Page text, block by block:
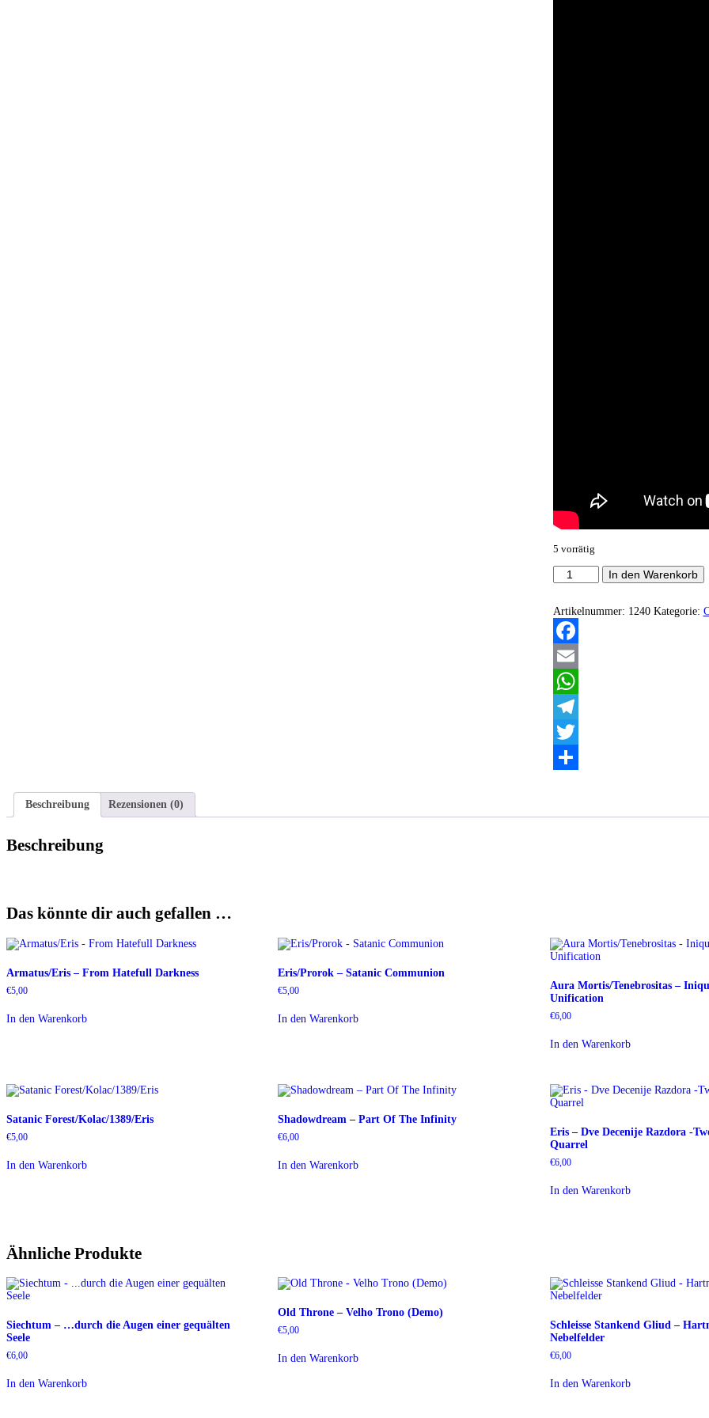
5 vorrätig
Kolac
-
Menge
In den Warenkorb
Artikelnummer: 1240 Kategorie:
Facebook
Email
WhatsApp
Telegram
Twitter
Beschreibung
Rezensionen (0)
Beschreibung
Das könnte dir auch gefallen …
Armatus/Eris – From Hatefull Darkness
€5,00
In den Warenkorb
Eris/Prorok – Satanic Communion
€5,00
In den Warenkorb
Aura Mortis/Tenebrositas –
Unification
€6,00
In den Warenkorb
Satanic Forest/Kolac/1389/Eris
€5,00
In den Warenkorb
Shadowdream – Part Of The Infinity
€6,00
In den Warenkorb
Eris – Dve Decenije Razdora -
Quarrel
€6,00
In den Warenkorb
Ähnliche Produkte
Siechtum – …durch die Augen einer gequälten
Seele
€6,00
In den Warenkorb
Old Throne – Velho Trono (Demo)
€5,00
In den Warenkorb
Schleisse Stankend Gliud –
Nebelfelder
€6,00
In den Warenkorb